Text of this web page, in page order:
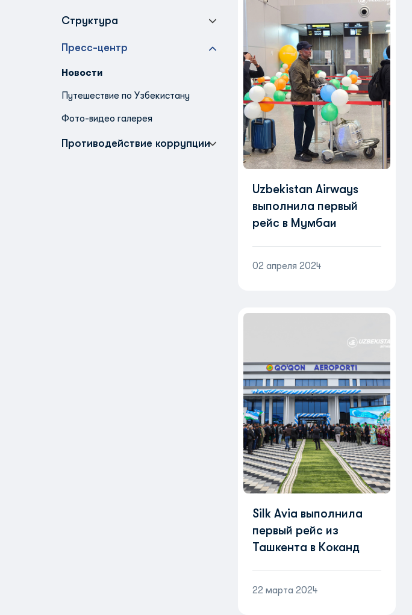
Структура
Пресс-центр
Новости
Путешествие по Узбекистану
Фото-видео галерея
Противодействие коррупции
Uzbekistan Airways
выполнила первый
рейс в Мумбаи
02 апреля 2024
Silk Avia выполнила
первый рейс из
Ташкента в Коканд
22 марта 2024